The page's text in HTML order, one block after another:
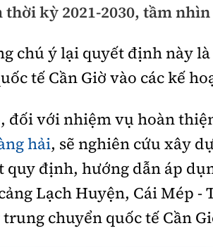
Đường
Nhà
Mời
ATGT địa phương
Lái xe an toàn
Gương sáng giao thông
xem thêm
Văn hóa - Giải Trí Thể
thời kỳ 2021-2030, tầm
chú ý lại quyết định này
tế Cần Giờ vào các kế
đối với nhiệm vụ hoàn
hải, sẽ nghiên cứu xây
quy định, hướng dẫn áp
Lạch Huyện, Cái Mép -
chuyển quốc tế Cần